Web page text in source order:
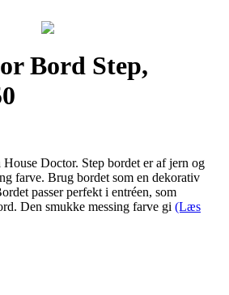
Bord Step,
Doctor. Step bordet er af jern og
farve. Brug bordet som en dekorativ
passer perfekt i entréen, som
Den smukke messing farve gi (Læs